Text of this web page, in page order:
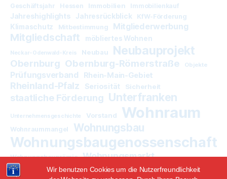
Wir benutzen Cookies um die Nutzerfreundlichkeit
Geschäftsjahr Hessen Immobilien Immobilienkauf
Jahreshighlights Jahresrückblick KfW-Förderung
Klimaschutz Mitbestimmung Mitgliederwerbung
Mitgliedschaft möbliertes Wohnen
Neckar-Odenwald-Kreis Neubau Neubauprojekt
Obernburg Obernburg-Römerstraße Objekte
Prüfungsverband Rhein-Main-Gebiet
Rheinland-Pfalz Seriosität Sicherheit
staatliche Förderung Unterfranken
Unternehmensgeschichte Vorstand Wohnraum
Wohnraummangel Wohnungsbau
Wohnungsbaugenossenschaft
Wohnungsbauprämie Wohnungsmarkt